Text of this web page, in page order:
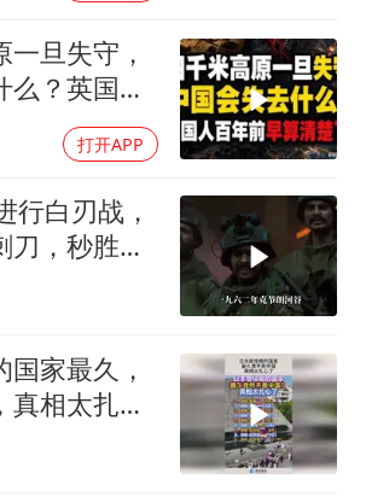
旦失守，
么？英国人
打开APP
行白刃战，
刀，秒胜印
国家最久，
真相太扎心